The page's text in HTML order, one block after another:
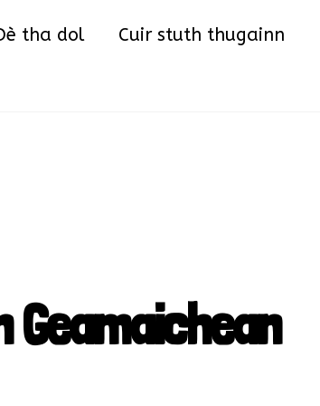
tha dol Cuir stuth thugainn